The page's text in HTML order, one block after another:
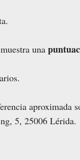
una
aproximada
5, 25006 Lérida.